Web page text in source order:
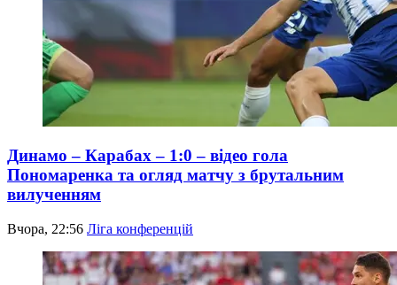
Динамо – Карабах – 1:0 – відео гола
Пономаренка та огляд матчу з брутальним
вилученням
Вчора, 22:56 Ліга конференцій